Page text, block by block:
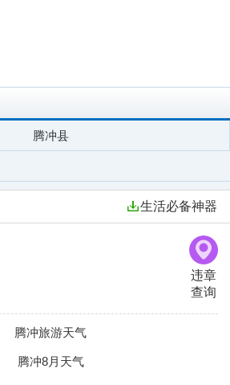
腾冲县
生活必备神器
违章
查询
腾冲旅游天气
腾冲8月天气